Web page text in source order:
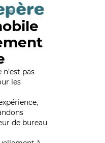
pas
les
de bureau